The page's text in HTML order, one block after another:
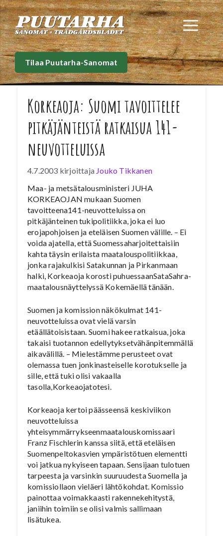
Siirry
sisältöön
Tilaa Puutarha-Sanomat
Korkeaoja: Suomi tavoittelee
pitkäjänteistä ratkaisua 141-
neuvotteluissa
4.7.2003 kirjoittaja Jouko Tikkanen
Maa- ja metsätalousministeri JUHA
KORKEAOJAN mukaan Suomen
tavoitteena141-neuvotteluissa on
pitkäjänteinen tukipolitiikka, joka ei luo
erojapohjoisen ja eteläisen Suomen välille. – Ei
voida ajatella, että Suomessaharjoitettaisiin
kahta täysin erilaista maatalouspolitiikkaa,
jonka rajakulkisi Satakunnan ja Pirkanmaan
halki, Korkeaoja korosti puhuessaanSataSahra-
maatalousnäyttelyssä Kokemäellä tänään.
Suomen ja komission näkökulmat 141-
neuvotteluissa ovat vielä varsin
etäällätoisistaan. Suomi hakee ratkaisua, joka
takaisi tuotannon edellytyksetvähänpitemmällä
aikavälillä. – Mielestämme perusteet ovat
olemassa tuen jonkinasteiselle korotukselle ja
sille, että tuki olisi vakaalla
tasolla,Korkeaojatotesi.
Korkeaoja kertoi päässeensä keskiviikon
neuvotteluissa
yhteisymmärrykseenmaatalouskomissaari
Franz Fischlerin kanssa siitä, että eteläisen
Suomenpeltokasvien ympäristötuen elementti
voi jatkua nykyiseen tapaan. Sensijaan tulotuen
tarpeesta ja varsinkin suuruudesta Suomella ja
komissiollaon vieläeri lähtökohdat. Komissio
painottaa voimakkaasti rakennekehitystä,
janiihin toimiin se olisi valmis sallimaan
lisätukea.